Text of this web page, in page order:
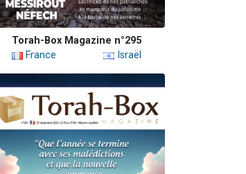
Torah-Box Magazine n°295
France
Israël